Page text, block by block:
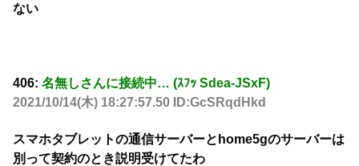
ない
406: 名無しさんに接続中… (ｽﾌｯ Sdea-JSxF)
2021/10/14(木) 18:27:57.50 ID:GcSRqdHkd
スマホタブレットの通信サーバーとhome5gのサーバーは
別って契約のとき説明受けてたわ